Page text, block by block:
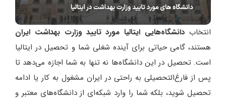
انتخاب دانشگاه‌‌هایی ایتالیا مورد تایید وزارت بهداشت ایران
هستند، گامی حیاتی برای آینده شغلی شما و تحصیل در ایتالیا
است. تحصیل در این دانشگاه‌ها نه تنها به شما اجازه می‌دهد تا
پس از فارغ‌التحصیلی به راحتی در ایران مشغول به کار یا ادامه
تحصیل شوید، بلکه شما را وارد شبکه‌‌ای از دانشگاه‌‌های معتبر و